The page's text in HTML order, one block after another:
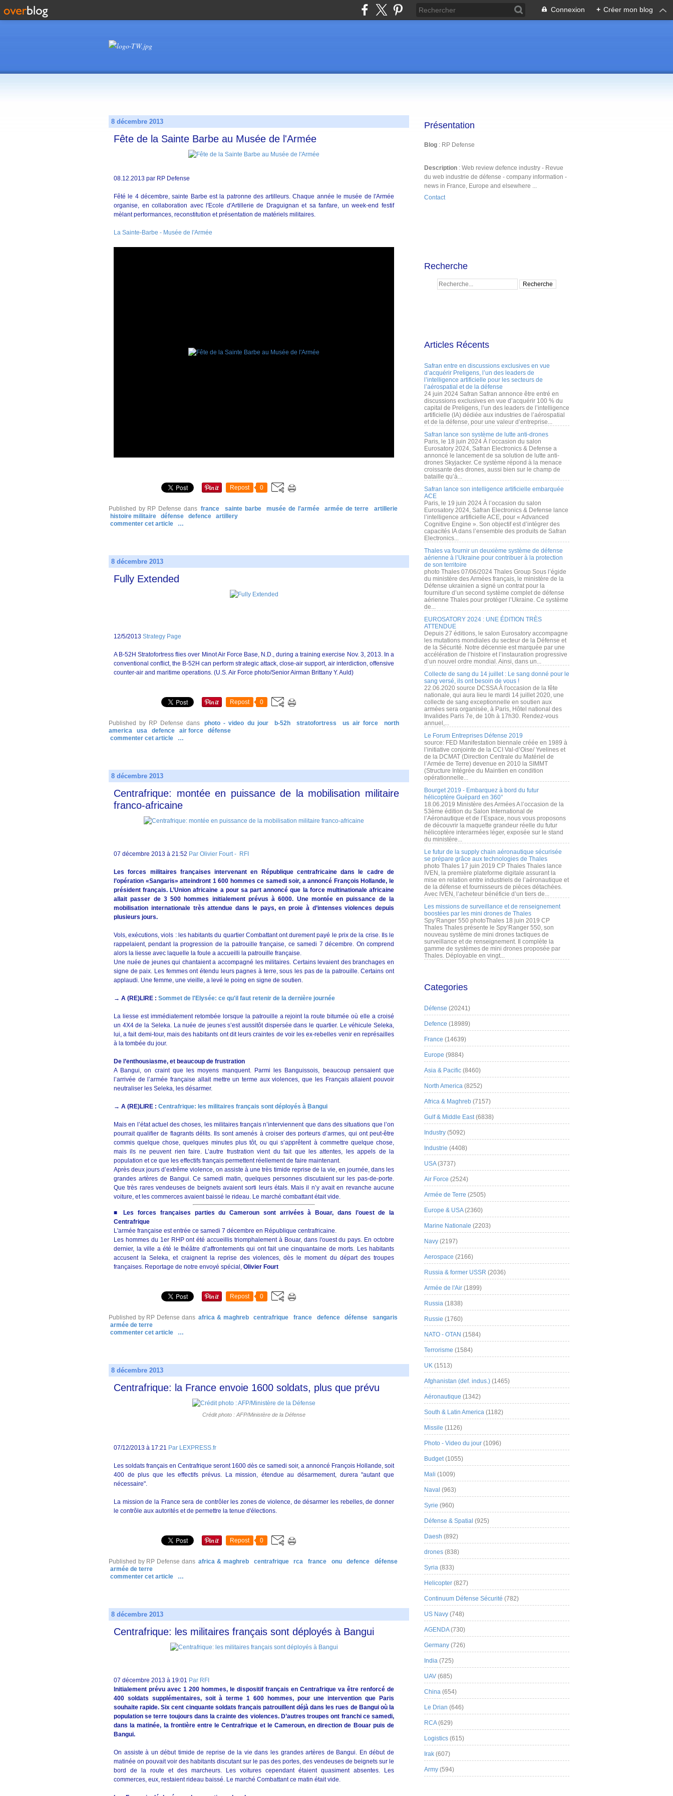
Connexion + Créer mon blog
8 décembre 2013
Fête de la Sainte Barbe au Musée de l'Armée
08.12.2013 par RP Defense
Fêté le 4 décembre, sainte Barbe est la patronne des artilleurs. Chaque année le musée de l'Armée
organise, en collaboration avec l'Ecole d'Artillerie de Draguignan et sa fanfare, un week-end festif
mèlant performances, reconstitution et présentation de matériels militaires.
La Sainte-Barbe - Musée de l'Armée
Repost 0
Published by RP Defense dans france sainte barbe musée de l'armée armée de terre
artillerie
histoire militaire
défense defence
artillery
commenter cet article
…
8 décembre 2013
Fully Extended
12/5/2013 Strategy Page
A B-52H Stratofortress flies over Minot Air Force Base, N.D., during a training exercise Nov. 3, 2013. In a
conventional conflict, the B-52H can perform strategic attack, close-air support, air interdiction, offensive
counter-air and maritime operations. (U.S. Air Force photo/Senior Airman Brittany Y. Auld)
Repost 0
Published by RP Defense dans photo - video du jour b-52h stratofortress us air force
north
america
usa defence air force
défense
commenter cet article
…
8 décembre 2013
Centrafrique: montée en puissance de la mobilisation militaire
franco-africaine
07 décembre 2013 à 21:52 Par Olivier Fourt - RFI
Les forces militaires françaises intervenant en République centrafricaine dans le cadre de
l’opération «Sangaris» atteindront 1 600 hommes ce samedi soir, a annoncé François Hollande, le
président français. L’Union africaine a pour sa part annoncé que la force multinationale africaine
allait passer de 3 500 hommes initialement prévus à 6000. Une montée en puissance de la
mobilisation internationale très attendue dans le pays, en proie à d’intenses violences depuis
plusieurs jours.
Vols, exécutions, viols : les habitants du quartier Combattant ont durement payé le prix de la crise. Ils le
rappelaient, pendant la progression de la patrouille française, ce samedi 7 décembre. On comprend
alors la liesse avec laquelle la foule a accueilli la patrouille française.
Une nuée de jeunes qui chantaient a accompagné les militaires. Certains levaient des branchages en
signe de paix. Les femmes ont étendu leurs pagnes à terre, sous les pas de la patrouille. Certains ont
applaudi. Une femme, une vieille, a levé le poing en signe de soutien.
→ A (RE)LIRE : Sommet de l'Elysée: ce qu'il faut retenir de la dernière journée
La liesse est immédiatement retombée lorsque la patrouille a rejoint la route bitumée où elle a croisé
un 4X4 de la Seleka. La nuée de jeunes s’est aussitôt dispersée dans le quartier. Le véhicule Seleka,
lui, a fait demi-tour, mais des habitants ont dit leurs craintes de voir les ex-rebelles venir en représailles
à la tombée du jour.
De l’enthousiasme, et beaucoup de frustration
A Bangui, on craint que les moyens manquent. Parmi les Banguissois, beaucoup pensaient que
l’arrivée de l’armée française allait mettre un terme aux violences, que les Français allaient pouvoir
neutraliser les Seleka, les désarmer.
→ A (RE)LIRE : Centrafrique: les militaires français sont déployés à Bangui
Mais en l’état actuel des choses, les militaires français n’interviennent que dans des situations que l’on
pourrait qualifier de flagrants délits. Ils sont amenés à croiser des porteurs d’armes, qui ont peut-être
commis quelque chose, quelques minutes plus tôt, ou qui s’apprêtent à commettre quelque chose,
mais ils ne peuvent rien faire. L’autre frustration vient du fait que les attentes, les appels de la
population et ce que les effectifs français permettent réellement de faire maintenant.
Après deux jours d’extrême violence, on assiste à une très timide reprise de la vie, en journée, dans les
grandes artères de Bangui. Ce samedi matin, quelques personnes discutaient sur les pas-de-porte.
Que très rares vendeuses de beignets avaient sorti leurs étals. Mais il n’y avait en revanche aucune
voiture, et les commerces avaient baissé le rideau. Le marché combattant était vide.
■
Les forces françaises parties du Cameroun sont arrivées à Bouar, dans l’ouest de la
Centrafrique
L'armée française est entrée ce samedi 7 décembre en République centrafricaine.
Les hommes du 1er RHP ont été accueillis triomphalement à Bouar, dans l'ouest du pays. En octobre
dernier, la ville a été le théâtre d’affrontements qui ont fait une cinquantaine de morts. Les habitants
accusent la Seleka, et craignent la reprise des violences, dès le moment du départ des troupes
françaises. Reportage de notre envoyé spécial, Olivier Fourt
Repost 0
Published by RP Defense dans africa & maghreb centrafrique france defence défense
sangaris
armée de terre
commenter cet article
…
8 décembre 2013
Centrafrique: la France envoie 1600 soldats, plus que prévu
Crédit photo : AFP/Ministère de la Défense
07/12/2013 à 17:21 Par LEXPRESS.fr
Les soldats français en Centrafrique seront 1600 dès ce samedi soir, a annoncé François Hollande, soit
400 de plus que les effectifs prévus. La mission, étendue au désarmement, durera "autant que
nécessaire".
La mission de la France sera de contrôler les zones de violence, de désarmer les rebelles, de donner
le contrôle aux autorités et de permettre la tenue d'élections.
Repost 0
Published by RP Defense dans africa & maghreb centrafrique rca france onu defence
défense
armée de terre
commenter cet article
…
8 décembre 2013
Centrafrique: les militaires français sont déployés à Bangui
07 décembre 2013 à 19:01 Par RFI
lnitialement prévu avec 1 200 hommes, le dispositif français en Centrafrique va être renforcé de
400 soldats supplémentaires, soit à terme 1 600 hommes, pour une intervention que Paris
souhaite rapide. Six cent cinquante soldats français patrouillent déjà dans les rues de Bangui où la
population se terre toujours dans la crainte des violences. D’autres troupes ont franchi ce samedi,
dans la matinée, la frontière entre le Centrafrique et le Cameroun, en direction de Bouar puis de
Bangui.
On assiste à un début timide de reprise de la vie dans les grandes artères de Bangui. En début de
matinée on pouvait voir des habitants discutant sur le pas des portes, des vendeuses de beignets sur le
bord de la route et des marcheurs. Les voitures cependant étaient quasiment absentes. Les
commerces, eux, restaient rideau baissé. Le marché Combattant ce matin était vide.
Présentation
Blog : RP Defense
Description : Web review defence industry - Revue
du web industrie de défense - company information -
news in France, Europe and elsewhere ...
Contact
Recherche
Articles Récents
Safran entre en discussions exclusives en vue
d’acquérir Preligens, l’un des leaders de
l’intelligence artificielle pour les secteurs de
l’aérospatial et de la défense
24 juin 2024 Safran Safran annonce être entré en
discussions exclusives en vue d’acquérir 100 % du
capital de Preligens, l’un des leaders de l’intelligence
artificielle (IA) dédiée aux industries de l’aérospatial
et de la défense, pour une valeur d’entreprise...
Safran lance son système de lutte anti-drones
Paris, le 18 juin 2024 À l’occasion du salon
Eurosatory 2024, Safran Electronics & Defense a
annoncé le lancement de sa solution de lutte anti-
drones Skyjacker. Ce système répond à la menace
croissante des drones, aussi bien sur le champ de
bataille qu’à...
Safran lance son intelligence artificielle embarquée
ACE
Paris, le 19 juin 2024 À l’occasion du salon
Eurosatory 2024, Safran Electronics & Defense lance
l’intelligence artificielle ACE, pour « Advanced
Cognitive Engine ». Son objectif est d’intégrer des
capacités IA dans l’ensemble des produits de Safran
Electronics...
Thales va fournir un deuxième système de défense
aérienne à l’Ukraine pour contribuer à la protection
de son territoire
photo Thales 07/06/2024 Thales Group Sous l’égide
du ministère des Armées français, le ministère de la
Défense ukrainien a signé un contrat pour la
fourniture d’un second système complet de défense
aérienne Thales pour protéger l’Ukraine. Ce système
de...
EUROSATORY 2024 : UNE ÉDITION TRÈS
ATTENDUE
Depuis 27 éditions, le salon Eurosatory accompagne
les mutations mondiales du secteur de la Défense et
de la Sécurité. Notre décennie est marquée par une
accélération de l’histoire et l’instauration progressive
d’un nouvel ordre mondial. Ainsi, dans un...
Collecte de sang du 14 juillet : Le sang donné pour le
sang versé, ils ont besoin de vous !
22.06.2020 source DCSSA À l'occasion de la fête
nationale, qui aura lieu le mardi 14 juillet 2020, une
collecte de sang exceptionnelle en soutien aux
armées sera organisée, à Paris, Hôtel national des
Invalides Paris 7e, de 10h à 17h30. Rendez-vous
annuel,...
Le Forum Entreprises Défense 2019
source: FED Manifestation biennale créée en 1989 à
l’initiative conjointe de la CCI Val-d’Oise/ Yvelines et
de la DCMAT (Direction Centrale du Matériel de
l’Armée de Terre) devenue en 2010 la SIMMT
(Structure Intégrée du Maintien en condition
opérationnelle...
Bourget 2019 - Embarquez à bord du futur
hélicoptère Guépard en 360°
18.06.2019 Ministère des Armées A l’occasion de la
53ème édition du Salon International de
l’Aéronautique et de l’Espace, nous vous proposons
de découvrir la maquette grandeur réelle du futur
hélicoptère interarmées léger, exposée sur le stand
du ministère...
Le futur de la supply chain aéronautique sécurisée
se prépare grâce aux technologies de Thales
photo Thales 17 juin 2019 CP Thales Thales lance
IVEN, la première plateforme digitale assurant la
mise en relation entre industriels de l’aéronautique et
de la défense et fournisseurs de pièces détachées.
Avec IVEN, l’acheteur bénéficie d’un tiers de...
Les missions de surveillance et de renseignement
boostées par les mini drones de Thales
Spy’Ranger 550 photoThales 18 juin 2019 CP
Thales Thales présente le Spy’Ranger 550, son
nouveau système de mini drones tactiques de
surveillance et de renseignement. Il complète la
gamme de systèmes de mini drones proposée par
Thales. Déployable en vingt...
Categories
Défense (20241)
Defence (18989)
France (14639)
Europe (9884)
Asia & Pacific (8460)
North America (8252)
Africa & Maghreb (7157)
Gulf & Middle East(6838)
Industry (5092)
Industrie (4408)
USA(3737)
Air Force (2524)
Armée de Terre (2505)
Europe & USA(2360)
Marine Nationale (2203)
Navy (2197)
Aerospace (2166)
Russia & former USSR (2036)
Armée de l'Air (1899)
Russia (1838)
Russie (1760)
NATO - OTAN (1584)
Terrorisme (1584)
UK (1513)
Afghanistan (def. indus.) (1465)
Aéronautique (1342)
South & Latin America (1182)
Missile (1126)
Photo - Video du jour (1096)
Budget(1055)
Mali (1009)
Naval (963)
Syrie (960)
Défense & Spatial (925)
Daesh (892)
drones (838)
Syria (833)
Helicopter (827)
Continuum Défense Sécurité (782)
US Navy (748)
AGENDA(730)
Germany (726)
India (725)
UAV (685)
China (654)
Le Drian (646)
RCA(629)
Logistics (615)
Irak (607)
Army (594)